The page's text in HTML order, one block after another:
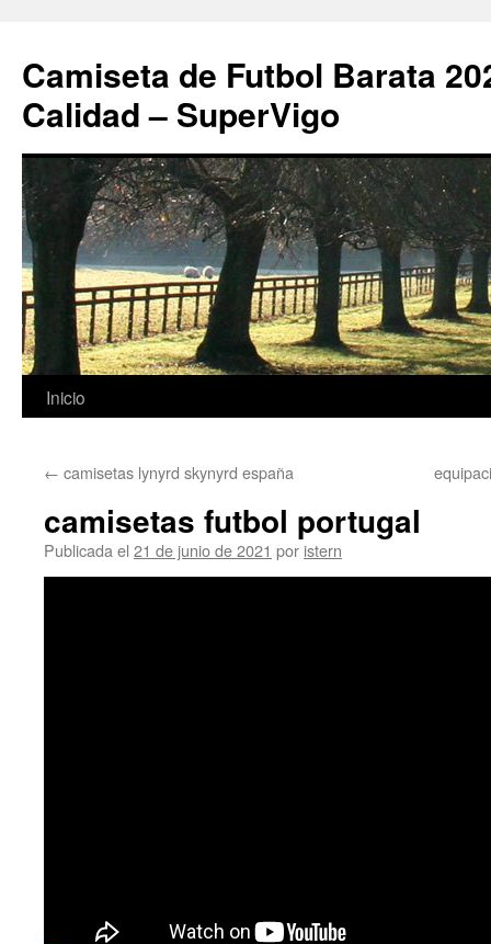
Camiseta de Futbol Barata
Calidad – SuperVigo
Saltar
contenido
Inicio
← camisetas lynyrd skynyrd españa
camisetas futbol portugal
Publicada el 21 de junio de 2021 por istern